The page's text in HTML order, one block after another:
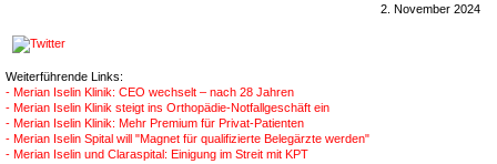
2. November 2024
Weiterführende Links:
- Merian Iselin Klinik: CEO wechselt – nach 28 Jahren
- Merian Iselin Klinik steigt ins Orthopädie-Notfallgeschäft ein
- Merian Iselin Klinik: Mehr Premium für Privat-Patienten
- Merian Iselin Spital will "Magnet für qualifizierte Belegärzte werden"
- Merian Iselin und Claraspital: Einigung im Streit mit KPT